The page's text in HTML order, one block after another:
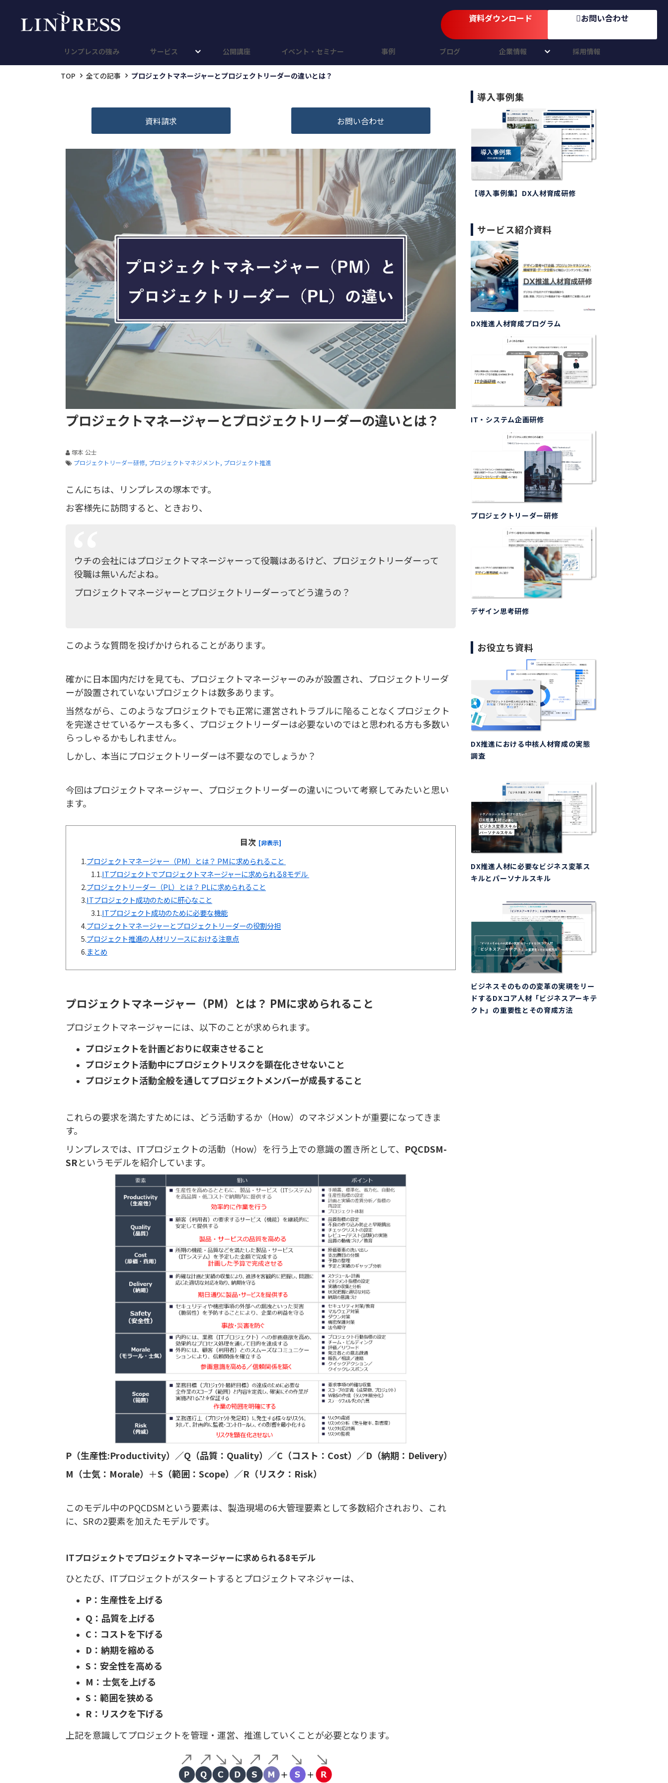
資料ダウンロード お問い合わせ
リンプレスの強み サービス 公開講座 イベント・セミナー 事例 ブログ 企業情報 採用情報
TOP 全ての記事 プロジェクトマネージャーとプロジェクトリーダーの違いとは？
資料請求 お問い合わせ
プロジェクトマネージャーとプロジェクトリーダーの違いとは？
塚本 公士
プロジェクトリーダー研修 プロジェクトマネジメント プロジェクト推進
こんにちは、リンプレスの塚本です。
お客様先に訪問すると、ときおり、
ウチの会社にはプロジェクトマネージャーって役職はあるけど、プロジェクトリーダーって
役職は無いんだよね。
プロジェクトマネージャーとプロジェクトリーダーってどう違うの？
このような質問を投げかけられることがあります。
確かに日本国内だけを見ても、プロジェクトマネージャーのみが設置され、プロジェクトリーダ
ーが設置されていないプロジェクトは数多あります。
当然ながら、このようなプロジェクトでも正常に運営されトラブルに陥ることなくプロジェクト
を完遂させているケースも多く、プロジェクトリーダーは必要ないのではと思われる方も多数い
らっしゃるかもしれません。
しかし、本当にプロジェクトリーダーは不要なのでしょうか？
今回はプロジェクトマネージャー、プロジェクトリーダーの違いについて考察してみたいと思い
ます。
目次 [非表示]
1.プロジェクトマネージャー（PM）とは？ PMに求められること
1.1.ITプロジェクトでプロジェクトマネージャーに求められる8モデル
2.プロジェクトリーダー（PL）とは？ PLに求められること
3.ITプロジェクト成功のために肝心なこと
3.1.ITプロジェクト成功のために必要な機能
4.プロジェクトマネージャーとプロジェクトリーダーの役割分担
5.プロジェクト推進の人材リソースにおける注意点
6.まとめ
プロジェクトマネージャー（PM）とは？ PMに求められること
プロジェクトマネージャーには、以下のことが求められます。
プロジェクトを計画どおりに収束させること
プロジェクト活動中にプロジェクトリスクを顕在化させないこと
プロジェクト活動全般を通してプロジェクトメンバーが成長すること
これらの要求を満たすためには、どう活動するか（How）のマネジメントが重要になってきま
す。
リンプレスでは、ITプロジェクトの活動（How）を行う上での意識の置き所として、 PQCDSM-
SRというモデルを紹介しています。
P（生産性:Productivity）／Q（品質：Quality）／C（コスト：Cost）／D（納期：Delivery）
M（士気：Morale） ＋S（範囲：Scope）／​​​​​R（リスク：Risk）
このモデル中のPQCDSMという要素は、製造現場の6大管理要素として多数紹介されおり、これ
に、SRの2要素を加えたモデルです。
ITプロジェクトでプロジェクトマネージャーに求められる8モデル
ひとたび、ITプロジェクトがスタートするとプロジェクトマネジャーは、
P：生産性を上げる
Q：品質を上げる
C：コストを下げる
D：納期を縮める
S：安全性を高める
M：士気を上げる
S：範囲を狭める
R：リスクを下げる
上記を意識してプロジェクトを管理・運営、推進していくことが必要となります。
導入事例集
【導入事例集】DX人材育成研修
サービス紹介資料
DX推進人材育成プログラム
IT・システム企画研修
プロジェクトリーダー研修
デザイン思考研修
お役立ち資料
DX推進における中核人材育成の実態
調査
DX推進人材に必要なビジネス変革ス
キルとパーソナルスキル
ビジネスそのものの変革の実現をリー
ドするDXコア人材「ビジネスアーキテ
クト」の重要性とその育成方法